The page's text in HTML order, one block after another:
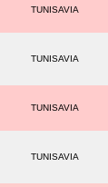
TUNISAVIA
TUNISAVIA
TUNISAVIA
TUNISAVIA